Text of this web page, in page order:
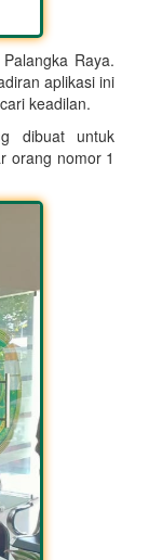
Raya.
aplikasi ini
keadilan.
dibuat untuk
orang nomor 1